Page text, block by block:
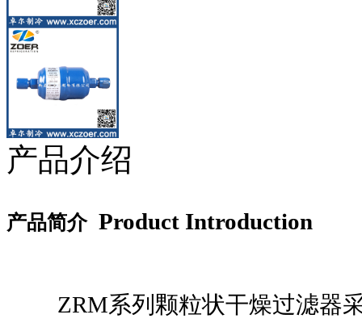
产品介绍
产品简介 Product Introduction
ZRM系列颗粒状干燥过滤器采